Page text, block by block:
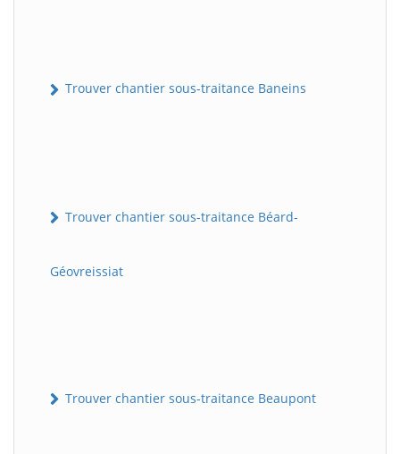
Trouver chantier sous-traitance Baneins
Trouver chantier sous-traitance Béard-
Géovreissiat
Trouver chantier sous-traitance Beaupont